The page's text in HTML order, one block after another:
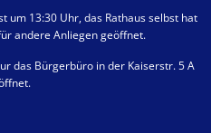
um 13:30 Uhr, das Rathaus selbst hat
andere Anliegen geöffnet.
das Bürgerbüro in der Kaiserstr. 5 A